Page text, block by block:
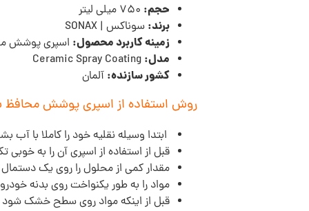
حجم: 750 میلی لیتر
برند: سوناکس | SONAX
زمینه کاربرد محصول: اسپری پوشش
مدل: Ceramic Spray Coating
کشور سازنده: آلمان
روش استفاده از اسپری پوشش
ابتدا وسیله نقلیه خود را کاملا
قبل از استفاده از اسپری آن را به خوبی
مقدار کمی از محلول را روی یک دستمال
مواد را به طور یکنواخت روی بدنه خودرو
قبل از اینکه مواد روی سطح خشک شود